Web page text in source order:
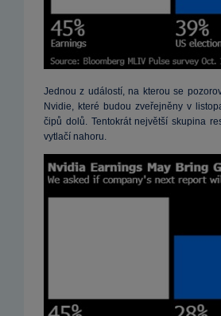
Jednou z událostí, na kterou se
Nvidie, které budou zveřejněny v
čipů dolů. Tentokrát největší skupina
vytlačí nahoru.